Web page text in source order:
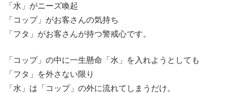
「水」がニーズ喚起
「コップ」がお客さんの気持ち
「フタ」がお客さんが持つ警戒心です。
「コップ」の中に一生懸命「水」を入れようとしても
「フタ」を外さない限り
「水」は「コップ」の外に流れてしまうだけ。